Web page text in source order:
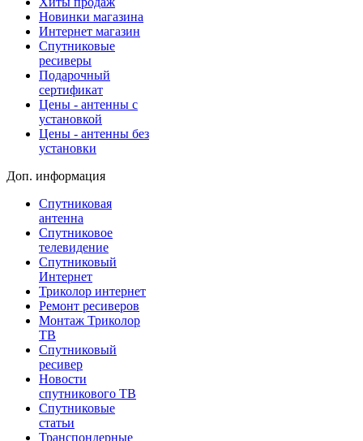
Новинки магазина
Интернет магазин
Спутниковые
ресиверы
Подарочный
сертификат
Цены - антенны с
установкой
Цены - антенны без
установки
Доп. информация
Спутниковая
антенна
Спутниковое
телевидение
Спутниковый
Интернет
Триколор интернет
Ремонт ресиверов
Монтаж Триколор
ТВ
Спутниковый
ресивер
Новости
спутникового ТВ
Спутниковые
статьи
Транспондерные